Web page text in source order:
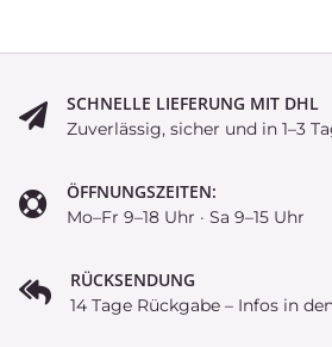
SCHNELLE LIEFERUNG MIT DHL
Zuverlässig, sicher und in 1–3
ÖFFNUNGSZEITEN:
Mo–Fr 9–18 Uhr · Sa 9–15 Uhr
RÜCKSENDUNG
14 Tage Rückgabe – Infos in